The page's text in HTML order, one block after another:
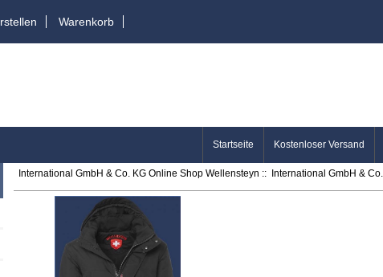
Warenkorb
Startseite Kostenloser Versand
International GmbH & Co. KG Online Shop Wellensteyn :: International GmbH &